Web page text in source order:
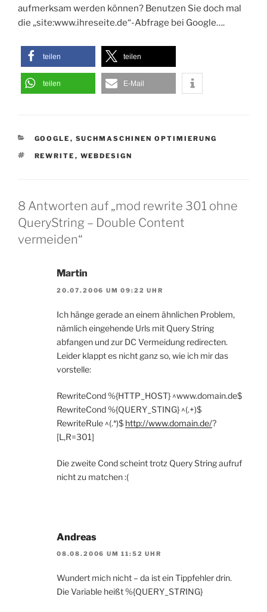
aufmerksam werden können? Benutzen Sie doch mal
die „site:www.ihreseite.de“-Abfrage bei Google….
teilen teilen
teilen E-Mail
KATEGORIEN
GOOGLE , SUCHMASCHINEN OPTIMIERUNG
SCHLAGWÖRTER
REWRITE , WEBDESIGN
8 Antworten auf „mod rewrite 301 ohne
QueryString – Double Content
vermeiden“
Martin
20.07.2006 UM 09:22 UHR
Ich hänge gerade an einem ähnlichen Problem,
nämlich eingehende Urls mit Query String
abfangen und zur DC Vermeidung redirecten.
Leider klappt es nicht ganz so, wie ich mir das
vorstelle:
RewriteCond %{HTTP_HOST} ^www.domain.de$
RewriteCond %{QUERY_STING} ^(.+)$
RewriteRule ^(.*)$ http://www.domain.de/?
[L,R=301]
Die zweite Cond scheint trotz Query String aufruf
nicht zu matchen :(
Andreas
08.08.2006 UM 11:52 UHR
Wundert mich nicht – da ist ein Tippfehler drin.
Die Variable heißt %{QUERY_STRING}